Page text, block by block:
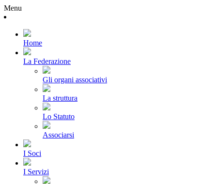
Menu
Home
La Federazione
Gli organi associativi
La struttura
Lo Statuto
Associarsi
I Soci
I Servizi